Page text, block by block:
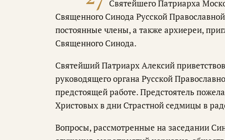
Святейшего Патриарха
Священного Синода Русской
постоянные члены, а также архиереи,
Священного Синода.
Святейший Патриарх Алексий
руководящего органа Русской
предстоящей работе. Предстоятель
Христовых в дни Страстной седмицы в
Вопросы, рассмотренные на заседании